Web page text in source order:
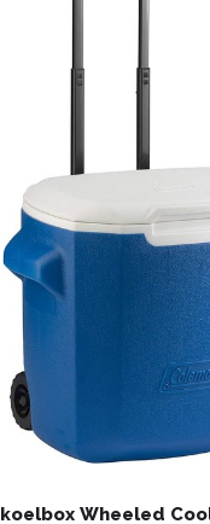
koelbox Wheeled